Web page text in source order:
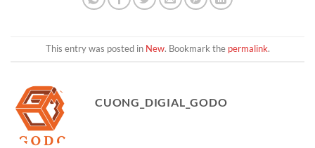
This entry was posted in New. Bookmark the permalink.
CUONG_DIGIAL_GODO